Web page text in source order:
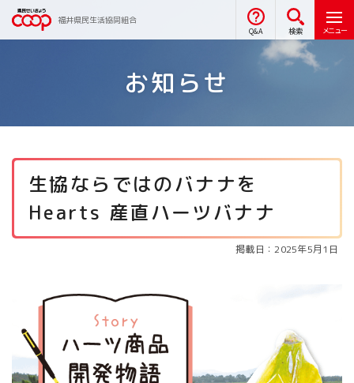
福井県民生活協同組合
Q&A 検索 メニュー
お知らせ
生協ならではのバナナを
Hearts 産直ハーツバナナ
掲載日：2025年5月1日